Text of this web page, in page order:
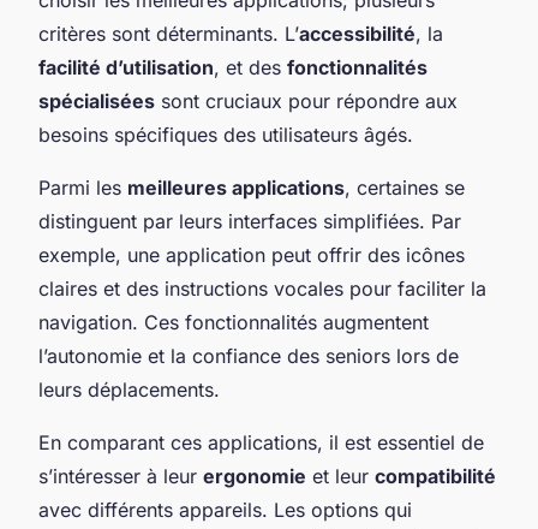
critères sont déterminants. L’accessibilité, la
facilité d’utilisation, et des fonctionnalités
spécialisées sont cruciaux pour répondre aux
besoins spécifiques des utilisateurs âgés.
Parmi les meilleures applications, certaines se
distinguent par leurs interfaces simplifiées. Par
exemple, une application peut offrir des icônes
claires et des instructions vocales pour faciliter la
navigation. Ces fonctionnalités augmentent
l’autonomie et la confiance des seniors lors de
leurs déplacements.
En comparant ces applications, il est essentiel de
s’intéresser à leur ergonomie et leur compatibilité
avec différents appareils. Les options qui